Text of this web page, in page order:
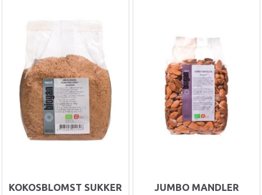
KOKOSBLOMST SUKKER
JUMBO MANDLER